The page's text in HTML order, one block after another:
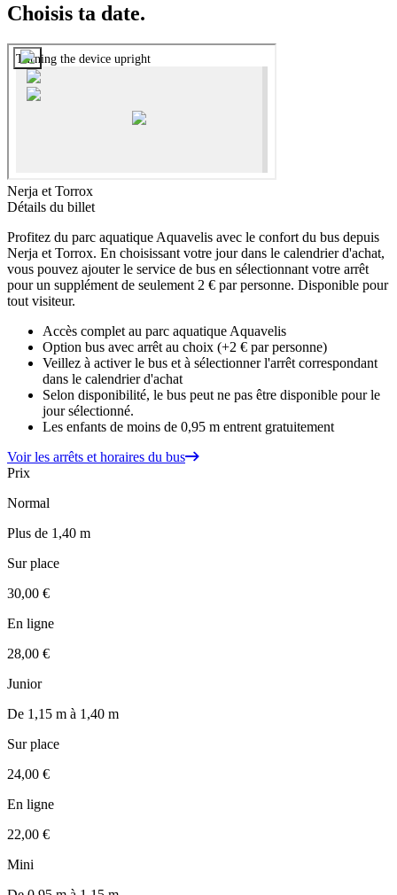
Choisis ta date.
Nerja et Torrox
Détails du billet
Profitez du parc aquatique Aquavelis avec le confort du bus depuis
Nerja et Torrox. En choisissant votre jour dans le calendrier d'achat,
vous pouvez ajouter le service de bus en sélectionnant votre arrêt
pour un supplément de seulement 2 € par personne. Disponible pour
tout visiteur.
Accès complet au parc aquatique Aquavelis
Option bus avec arrêt au choix (+2 € par personne)
Veillez à activer le bus et à sélectionner l'arrêt correspondant
dans le calendrier d'achat
Selon disponibilité, le bus peut ne pas être disponible pour le
jour sélectionné.
Les enfants de moins de 0,95 m entrent gratuitement
Voir les arrêts et horaires du bus
Prix
Normal
Plus de 1,40 m
Sur place
30,00 €
En ligne
28,00 €
Junior
De 1,15 m à 1,40 m
Sur place
24,00 €
En ligne
22,00 €
Mini